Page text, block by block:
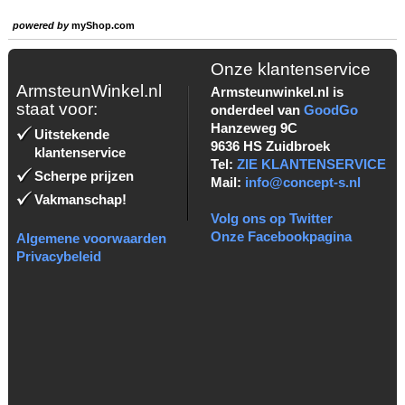
powered bymyShop.com
ArmsteunWinkel.nl
staat voor:
Uitstekende
klantenservice
Scherpe prijzen
Vakmanschap!
Algemene voorwaarden
Privacybeleid
Onze klantenservice
Armsteunwinkel.nl is
onderdeel van GoodGo
Hanzeweg 9C
9636 HS Zuidbroek
Tel: ZIE KLANTENSERVICE
Mail: info@concept-s.nl
Volg ons op Twitter
Onze Facebookpagina